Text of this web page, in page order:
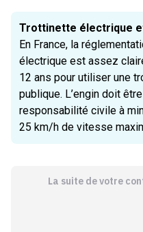
Trottinette électrique
En France, la
électrique est assez
12 ans pour utiliser une
publique. L’engin doit
responsabilité civile à
25 km/h de vitesse
La suite de votre